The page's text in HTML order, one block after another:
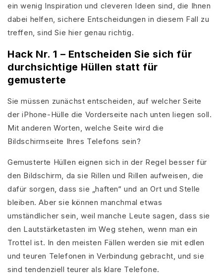
ein wenig Inspiration und cleveren Ideen sind, die Ihnen
dabei helfen, sichere Entscheidungen in diesem Fall zu
treffen, sind Sie hier genau richtig.
Hack Nr. 1 – Entscheiden Sie sich für
durchsichtige Hüllen statt für
gemusterte
Sie müssen zunächst entscheiden, auf welcher Seite
der iPhone-Hülle die Vorderseite nach unten liegen soll.
Mit anderen Worten, welche Seite wird die
Bildschirmseite Ihres Telefons sein?
Gemusterte Hüllen eignen sich in der Regel besser für
den Bildschirm, da sie Rillen und Rillen aufweisen, die
dafür sorgen, dass sie „haften“ und an Ort und Stelle
bleiben. Aber sie können manchmal etwas
umständlicher sein, weil manche Leute sagen, dass sie
den Lautstärketasten im Weg stehen, wenn man ein
Trottel ist. In den meisten Fällen werden sie mit edlen
und teuren Telefonen in Verbindung gebracht, und sie
sind tendenziell teurer als klare Telefone.